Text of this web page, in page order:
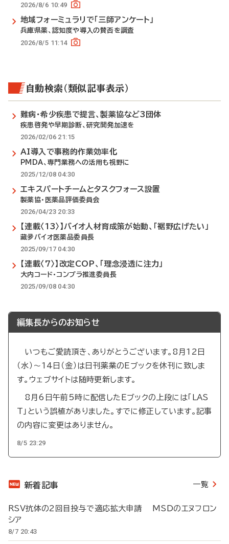
2026/8/6 10:49
地域フォーミュラリで「三師アンケート」
兵庫県薬、認知度や導入の賛否を調査
2026/8/5 11:14
自動検索（類似記事表示）
難病・希少疾患で提言、製薬協など3団体
疾患啓発や早期診断、研究開発加速を
2026/02/06 21:15
AI導入で事務的作業効率化
PMDA、専門業務への活用も視野に
2025/12/08 04:30
エキスパートチームとタスクフォース設置
製薬協・医薬品評価委員会
2026/04/23 20:33
【連載〈13〉】バイオ人材育成策が始動、「裾野広げたい」
藏夛バイオ医薬品委員長
2025/09/17 04:30
【連載〈7〉】改定COP、「理念浸透に注力」
大内コード・コンプラ推進委員長
2025/09/08 04:30
編集長からのお知らせ
いつもご愛読頂き、ありがとうございます。8月12日
（水）～14日（金）は日刊薬業のEブックを休刊に致しま
す。ウェブサイトは随時更新します。
8月6日午前5時に配信したEブックの上段には「LAS
T」という誤植がありました。すでに修正しています。記事
の内容に変更はありません。
8/5 23:29
新着記事 一覧
RSV抗体の2回目投与で適応拡大申請 MSDのエヌフロン
シア
8/7 20:43